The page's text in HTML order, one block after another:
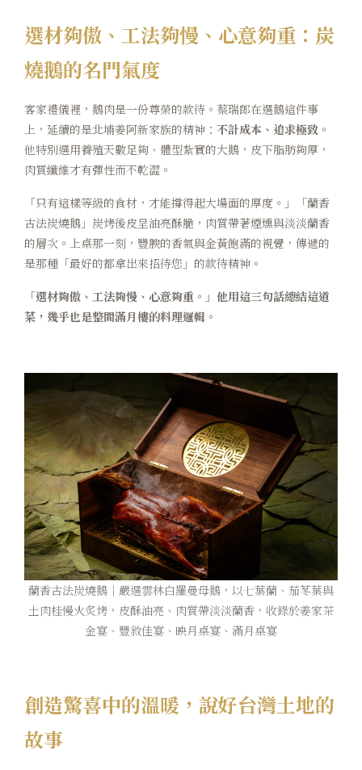
選材夠傲、工法夠慢、心意夠重：炭
燒鵝的名門氣度
客家禮儀裡，鵝肉是一份尊榮的款待。蔡瑞郎在選鵝這件事
上，延續的是北埔姜阿新家族的精神： 不計成本、追求極致。
他特別選用養殖天數足夠、體型紮實的大鵝，皮下脂肪夠厚，
肉質纖維才有彈性而不乾澀。
「只有這樣等級的食材，才能撐得起大場面的厚度。」「蘭香
古法炭燒鵝」炭烤後皮呈油亮酥脆，肉質帶著煙燻與淡淡蘭香
的層次。上桌那一刻，豐腴的香氣與金黃飽滿的視覺，傳遞的
是那種「最好的都拿出來招待您」的款待精神。
「選材夠傲、工法夠慢、心意夠重。」他用這三句話總結這道
菜，幾乎也是整間滿月樓的料理邏輯。
蘭香古法炭燒鵝｜嚴選雲林白羅曼母鵝，以七葉蘭、茄苳葉與
土肉桂慢火炙烤，皮酥油亮、肉質帶淡淡蘭香，收錄於姜家茶
金宴、豐敘佳宴、映月桌宴、滿月桌宴
創造驚喜中的溫暖，說好台灣土地的
故事